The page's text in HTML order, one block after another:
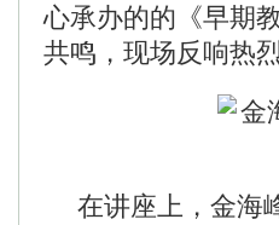
心承办的的《早期
共鸣，现场反响热烈
在讲座上，金海